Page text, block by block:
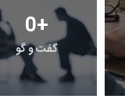
0+
گفت و گو